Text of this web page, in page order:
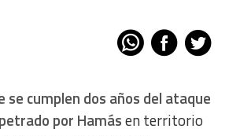
se cumplen dos años del ataque
por Hamásen territorio